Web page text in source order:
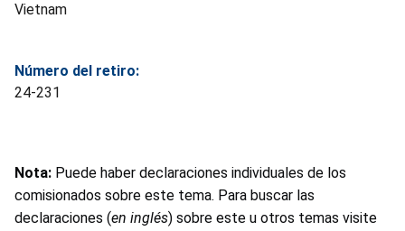
Vietnam
Número del retiro:
24-231
Nota: Puede haber declaraciones individuales de los
comisionados sobre este tema. Para buscar las
declaraciones (en inglés) sobre este u otros temas visite